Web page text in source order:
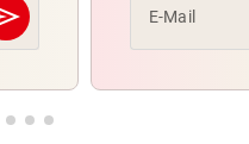
Abschicken E-Mail